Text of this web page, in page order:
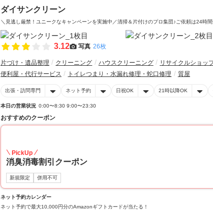
ダイサンクリーン
＼見逃し厳禁！ユニークなキャンペーンを実施中／清掃＆片付けのプロ集団♪ご依頼は24時間
3.12 写真 26枚
片づけ・遺品整理 クリーニング ハウスクリーニング リサイクルショッ
便利屋・代行サービス
トイレつまり・水漏れ修理・蛇口修理 質屋
出張・訪問専門 ネット予約 日祝OK 21時以降OK
本日の営業状況 0:00〜8:30 9:00〜23:30
おすすめのクーポン
PickUp
消臭消毒割引クーポン
新規限定 併用不可
ネット予約カレンダー
ネット予約で最大10,000円分のAmazonギフトカードが当たる！